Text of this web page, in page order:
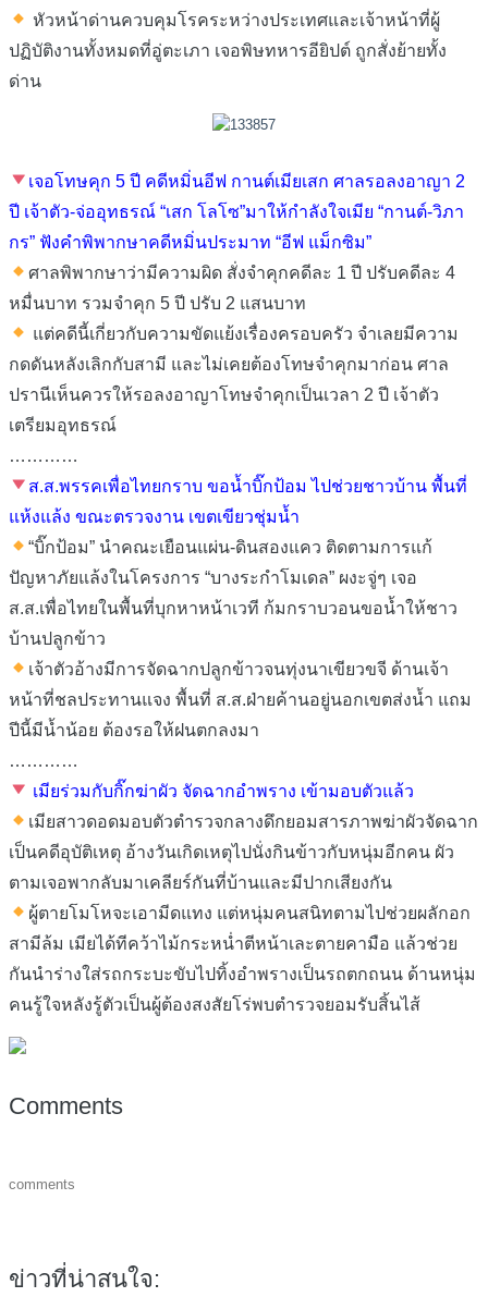
หัวหน้าด่านควบคุมโรคระหว่างประเทศและเจ้าหน้าที่ผู้
ปฏิบัติงานทั้งหมดที่อู่ตะเภา เจอพิษทหารอียิปต์ ถูกสั่งย้ายทั้ง
ด่าน
เจอโทษคุก 5 ปี คดีหมิ่นอีฟ กานต์เมียเสก ศาลรอลงอาญา 2
ปี เจ้าตัว-จ่ออุทธรณ์ “เสก โลโซ”มาให้กำลังใจเมีย “กานต์-วิภา
กร” ฟังคำพิพากษาคดีหมิ่นประมาท “อีฟ แม็กซิม”
ศาลพิพากษาว่ามีความผิด สั่งจำคุกคดีละ 1 ปี ปรับคดีละ 4
หมื่นบาท รวมจำคุก 5 ปี ปรับ 2 แสนบาท
แต่คดีนี้เกี่ยวกับความขัดแย้งเรื่องครอบครัว จำเลยมีความ
กดดันหลังเลิกกับสามี และไม่เคยต้องโทษจำคุกมาก่อน ศาล
ปรานีเห็นควรให้รอลงอาญาโทษจำคุกเป็นเวลา 2 ปี เจ้าตัว
เตรียมอุทธรณ์
…………
ส.ส.พรรคเพื่อไทยกราบ ขอนํ้าบิ๊กป้อม ไปช่วยชาวบ้าน พื้นที่
แห้งแล้ง ขณะตรวจงาน เขตเขียวชุ่มนํ้า
“บิ๊กป้อม” นำคณะเยือนแผ่น-ดินสองแคว ติดตามการแก้
ปัญหาภัยแล้งในโครงการ “บางระกำโมเดล” ผงะจู่ๆ เจอ
ส.ส.เพื่อไทยในพื้นที่บุกหาหน้าเวที ก้มกราบวอนขอน้ำให้ชาว
บ้านปลูกข้าว
เจ้าตัวอ้างมีการจัดฉากปลูกข้าวจนทุ่งนาเขียวขจี ด้านเจ้า
หน้าที่ชลประทานแจง พื้นที่ ส.ส.ฝ่ายค้านอยู่นอกเขตส่งน้ำ แถม
ปีนี้มีน้ำน้อย ต้องรอให้ฝนตกลงมา
…………
เมียร่วมกับกิ๊กฆ่าผัว จัดฉากอำพราง เข้ามอบตัวแล้ว
เมียสาวดอดมอบตัวตำรวจกลางดึกยอมสารภาพฆ่าผัวจัดฉาก
เป็นคดีอุบัติเหตุ อ้างวันเกิดเหตุไปนั่งกินข้าวกับหนุ่มอีกคน ผัว
ตามเจอพากลับมาเคลียร์กันที่บ้านและมีปากเสียงกัน
ผู้ตายโมโหจะเอามีดแทง แต่หนุ่มคนสนิทตามไปช่วยผลักอก
สามีล้ม เมียได้ทีคว้าไม้กระหน่ำตีหน้าเละตายคามือ แล้วช่วย
กันนำร่างใส่รถกระบะขับไปทิ้งอำพรางเป็นรถตกถนน ด้านหนุ่ม
คนรู้ใจหลังรู้ตัวเป็นผู้ต้องสงสัยโร่พบตำรวจยอมรับสิ้นไส้
Comments
comments
ข่าวที่น่าสนใจ: